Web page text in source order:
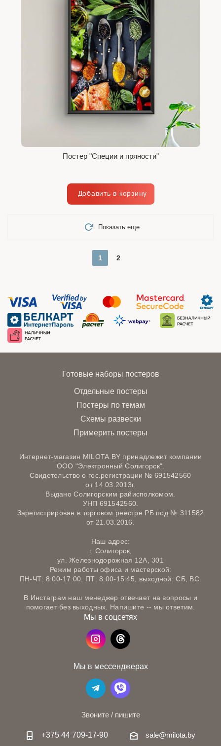
Постер "Специи и пряности"
Показать еще
1 2
Готовые наборы постеров
Отдельные постеры
Постеры по темам
Схемы развески
Примерить постеры
Интернет-магазин MILOTA.BY принадлежит компании
ООО "Электронный Солигорск".
Свидетельство о гос.регистрации № 691542560
от 14.03.2013г.
Выдано Солигорским райисполкомом.
УНП 691542560.
Зарегистрирован в торговом реестре РБ под № 311582
от 21.03.2016.
Наш адрес:
г. Солигорск,
ул. Железнодорожная 12А, 301
Режим работы офиса и мастерской:
ПН-ЧТ: 8:00-17:00, ПТ: 8:00-15:45, выходной: СБ, ВС.
В Инстаграм наш менеджер отвечает на вопросы и
помогает без выходных. Напишите -- мы ответим.
Мы в соцсетях
Мы в мессенджерах
Звоните / пишите
+375 44 709-17-90 sale@milota.by